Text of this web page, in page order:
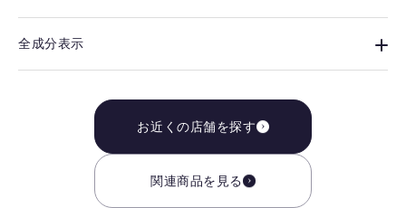
全成分表示
お近くの店舗を探す
関連商品を見る